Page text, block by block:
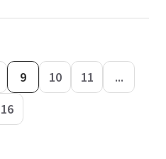
9 10 11
...
16